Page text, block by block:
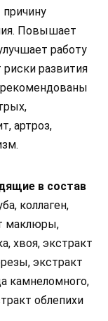
причину
Повышает
работу
развития
артроз,
в состав
коллаген,
маклюры,
хвоя, экстракт
экстракт
камнеломного,
облепихи